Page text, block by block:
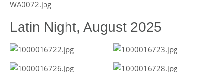
Latin Night, August 2025